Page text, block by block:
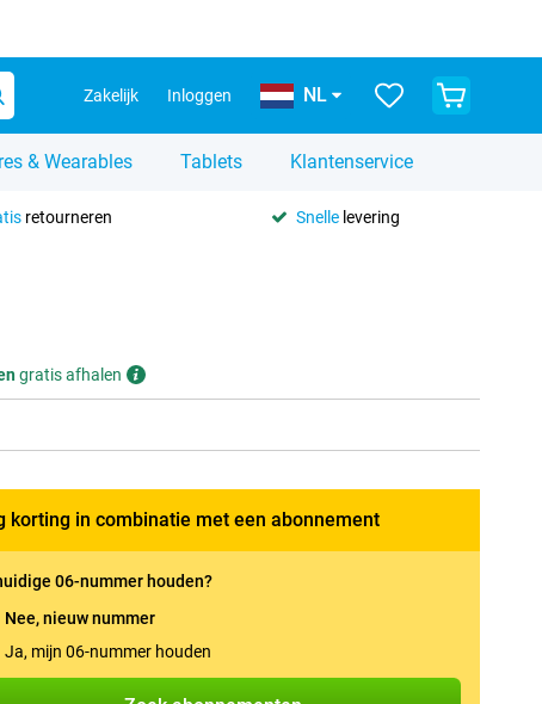
Zakelijk Inloggen NL
& Wearables Tablets Klantenservice
retourneren Snellelevering
gratis afhalen
korting in combinatie met een abonnement
06-nummer houden?
Nee, nieuw nummer
Ja, mijn 06-nummer houden